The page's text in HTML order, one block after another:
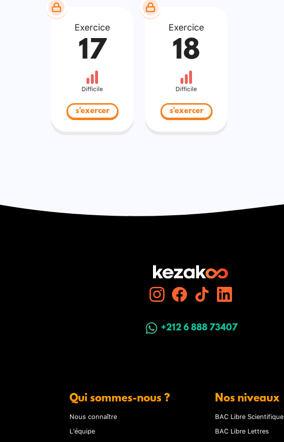
Exercice
17
Difficile
s'exercer
Exercice
18
Difficile
s'exercer
+212 6 888 73407
Qui sommes-nous ?
Nous connaître
L'équipe
Nos niveaux
BAC Libre Scientifique
BAC Libre Lettres